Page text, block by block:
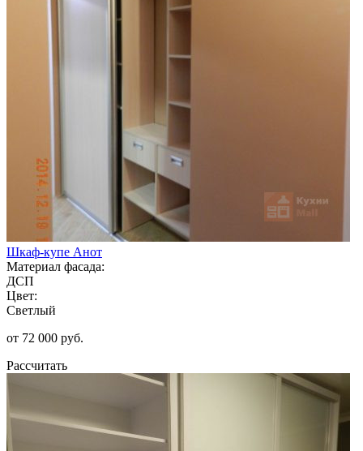
Шкаф-купе Анот
Материал фасада:
ДСП
Цвет:
Светлый
от 72 000 руб.
Рассчитать